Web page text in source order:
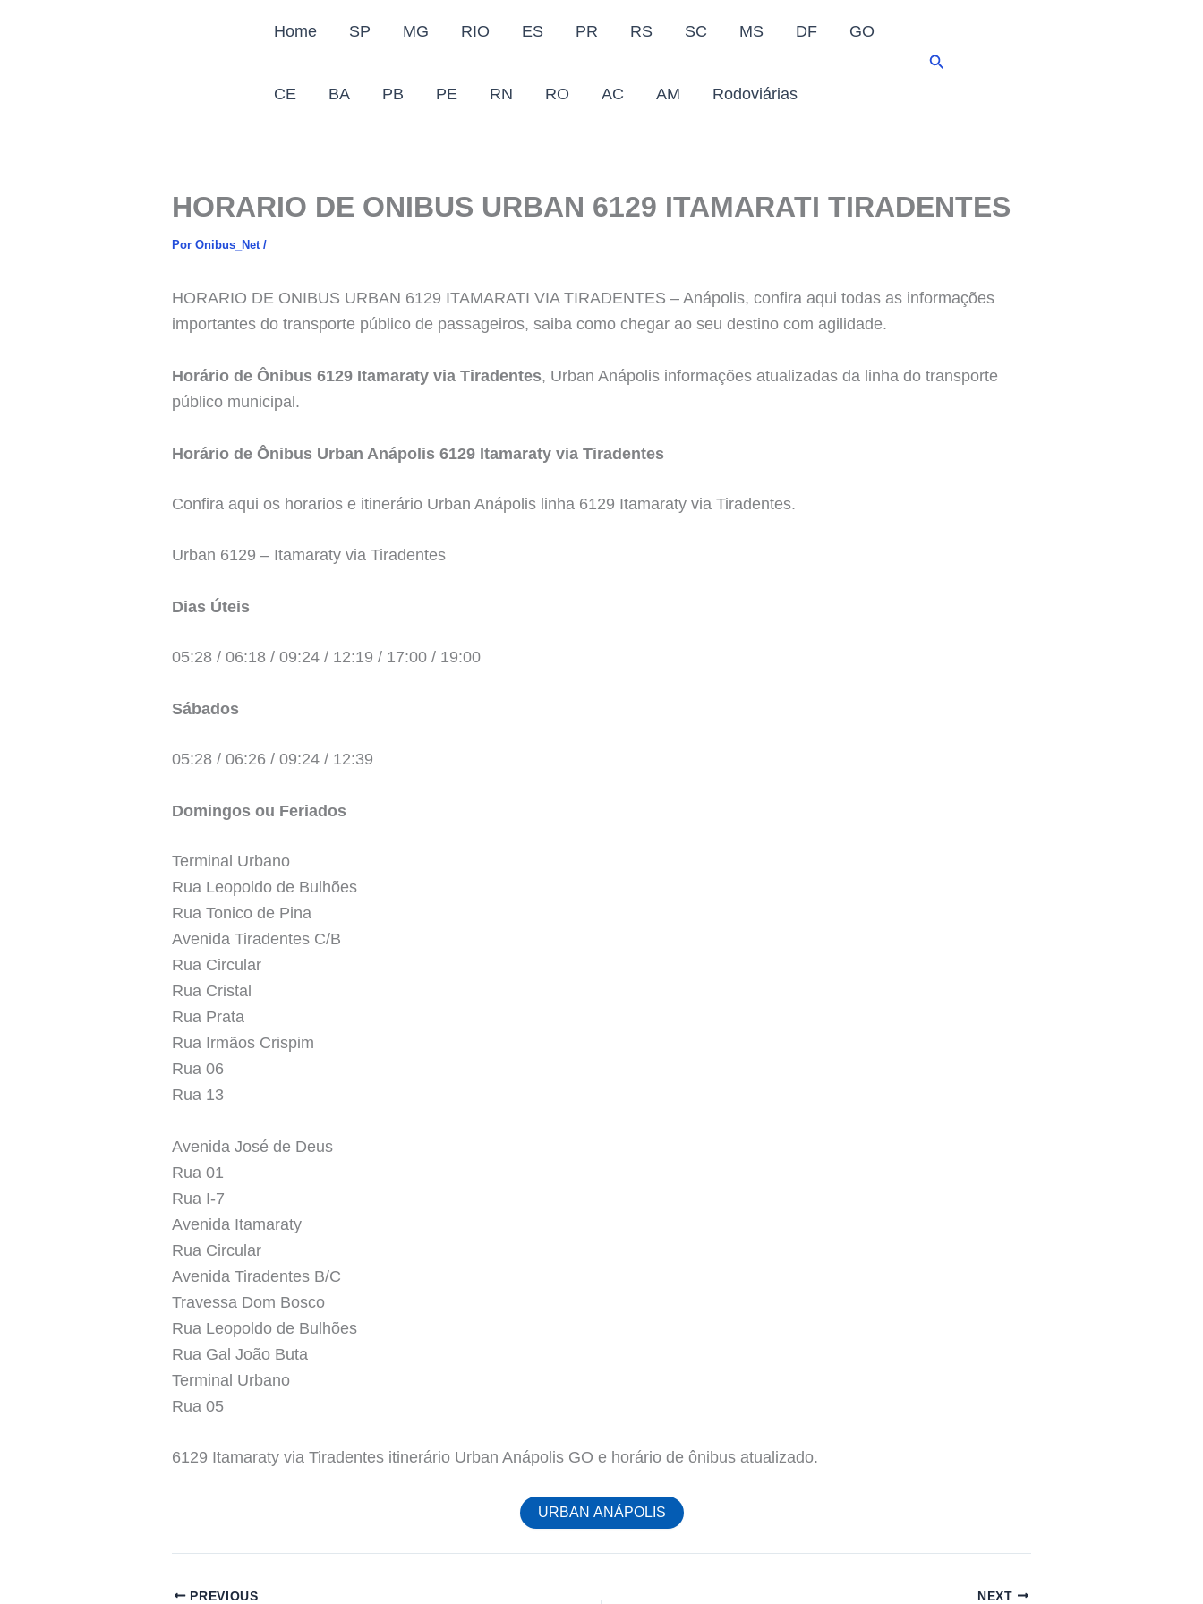
Home SP MG RIO ES PR RS SC MS DF GO
CE BA PB PE RN RO AC AM Rodoviárias
Pesquisar
HORARIO DE ONIBUS URBAN 6129 ITAMARATI TIRADENTES
Por Onibus_Net /
HORARIO DE ONIBUS URBAN 6129 ITAMARATI VIA TIRADENTES – Anápolis, confira aqui todas as informações
importantes do transporte público de passageiros, saiba como chegar ao seu destino com agilidade.
Horário de Ônibus 6129 Itamaraty via Tiradentes, Urban Anápolis informações atualizadas da linha do transporte
público municipal.
Horário de Ônibus Urban Anápolis 6129 Itamaraty via Tiradentes
Confira aqui os horarios e itinerário Urban Anápolis linha 6129 Itamaraty via Tiradentes.
Urban 6129 – Itamaraty via Tiradentes
Dias Úteis
05:28 / 06:18 / 09:24 / 12:19 / 17:00 / 19:00
Sábados
05:28 / 06:26 / 09:24 / 12:39
Domingos ou Feriados
Terminal Urbano
Rua Leopoldo de Bulhões
Rua Tonico de Pina
Avenida Tiradentes C/B
Rua Circular
Rua Cristal
Rua Prata
Rua Irmãos Crispim
Rua 06
Rua 13
Avenida José de Deus
Rua 01
Rua I-7
Avenida Itamaraty
Rua Circular
Avenida Tiradentes B/C
Travessa Dom Bosco
Rua Leopoldo de Bulhões
Rua Gal João Buta
Terminal Urbano
Rua 05
6129 Itamaraty via Tiradentes itinerário Urban Anápolis GO e horário de ônibus atualizado.
URBAN ANÁPOLIS
PREVIOUS NEXT